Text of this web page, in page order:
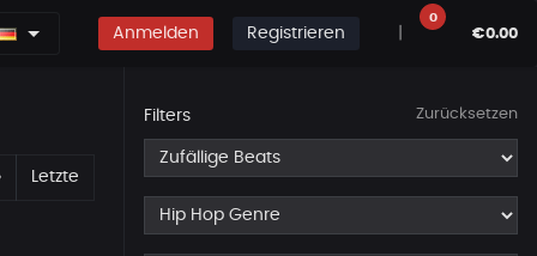
Anmelden Registrieren
0
€0.00
Nächste
Letzte
Filters Zurücksetzen